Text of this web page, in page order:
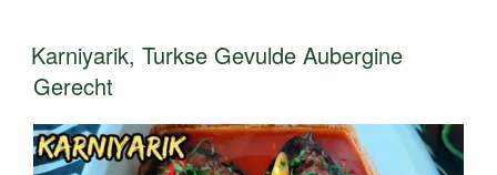
Karniyarik, Turkse Gevulde Aubergine
Gerecht